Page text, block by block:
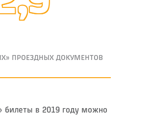
ПРОЕЗДНЫХ ДОКУМЕНТОВ
билеты в 2019 году можно